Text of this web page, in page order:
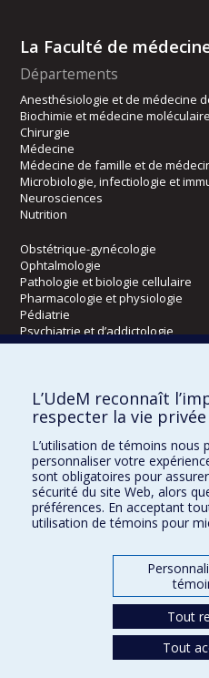
La Faculté de
Départements
Anesthésiologie et de médecine
Biochimie et médecine moléculaire
Chirurgie
Médecine
Médecine de famille et de
Microbiologie, infectiologie et
Neurosciences
Nutrition
Obstétrique-gynécologie
Ophtalmologie
Pathologie et biologie cellulaire
Pharmacologie et physiologie
Pédiatrie
Psychiatrie et d’addictologie
Radiologie, radio-oncologie et
Écoles
Orthophonie et audiologie
Réadaptation
Directions
L’UdeM reconnaît
respecter la vie privée
L’utilisation de témoins nous
personnaliser votre
sont obligatoires pour
sécurité du site Web, alors
préférences. En acceptant
utilisation de témoins pour
Tout
Tout